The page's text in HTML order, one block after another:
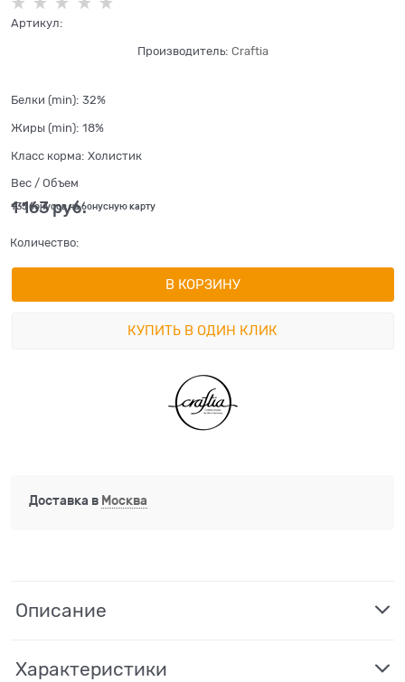
Артикул:
Производитель: Craftia
Белки (min): 32%
Жиры (min): 18%
Класс корма: Холистик
Вес / Объем
1 163 руб.
+35 бонусов на бонусную карту
Количество:
В КОРЗИНУ
КУПИТЬ В ОДИН КЛИК
Доставка в Москва
Описание
Характеристики